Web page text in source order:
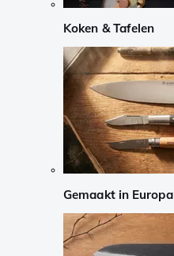
Koken & Tafelen
Gemaakt in Europa